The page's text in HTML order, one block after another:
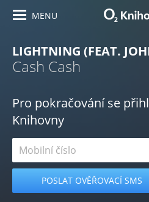
MENU
LIGHTNING (FEAT.
Cash Cash
Pro pokračování se
Knihovny